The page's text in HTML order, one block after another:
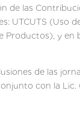
de las
UTCUTS (Uso
Productos), y
de las
con la